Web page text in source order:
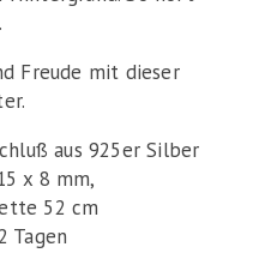
Freude mit dieser
aus 925er Silber
x 8 mm,
52 cm
Tagen